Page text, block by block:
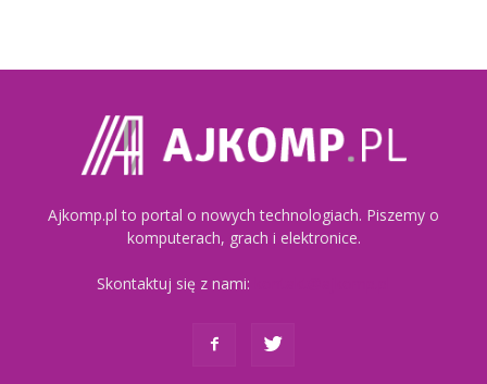
Ajkomp.pl to portal o nowych technologiach. Piszemy o
komputerach, grach i elektronice.
Skontaktuj się z nami: